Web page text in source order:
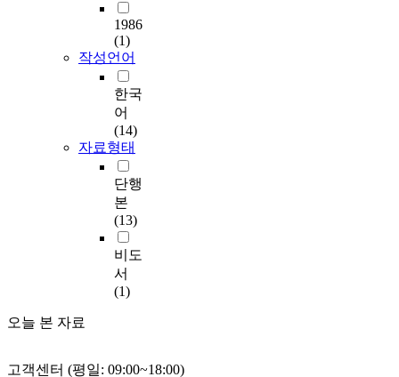
1986
(1)
작성언어
한국
어
(14)
자료형태
단행
본
(13)
비도
서
(1)
오늘 본 자료
고객센터 (평일: 09:00~18:00)